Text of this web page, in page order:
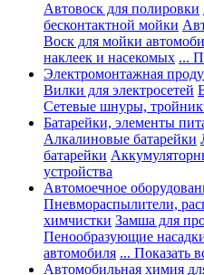
Автовоск для полировки
бесконтактной мойки
Воск для мойки
наклеек и насекомых ...
Электромонтажная
Вилки для электросетей
Сетевые шнуры,
Батарейки, элементы
Алкалиновые батарейки
батарейки
устройства
Автомоечное
Пневмораспылители,
химчистки Замша для
Пенообразующие
автомобиля ... Показать
Автомобильная химия